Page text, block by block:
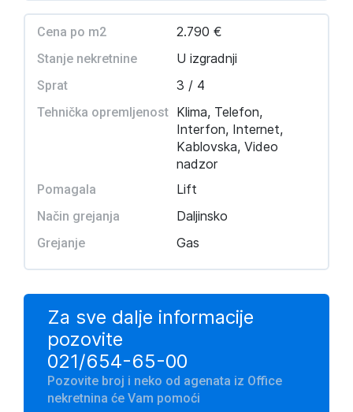
Cena po m2 2.790 €
Stanje nekretnine U izgradnji
Sprat 3 / 4
Tehnička opremljenost Klima, Telefon,
Interfon, Internet,
Kablovska, Video
nadzor
Pomagala Lift
Način grejanja Daljinsko
Grejanje Gas
Za sve dalje informacije
pozovite
021/654-65-00
Pozovite broj i neko od agenata iz Office
nekretnina će Vam pomoći